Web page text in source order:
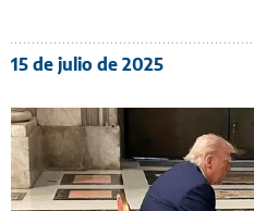
15 de julio de 2025